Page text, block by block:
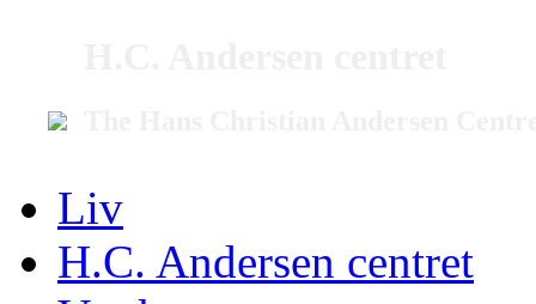
Liv
H.C. Andersen centret